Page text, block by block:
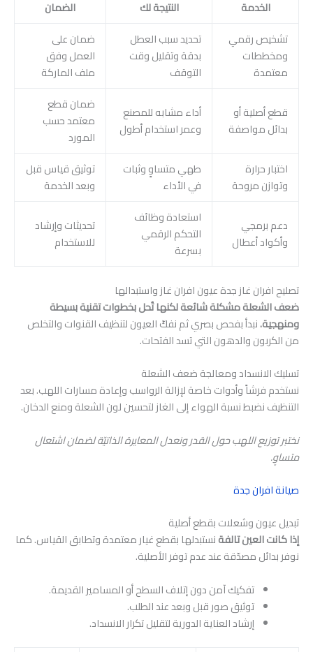
الخدمة النتيجة لك
الضمان
تشخيص رقمي
ومخططات
معتمدة
تحديد سبب العطل
بدقة وتقليل وقت
التوقف
ضمان على
العمل وفق
ملف الماركة
قطع أصلية أو
بدائل مواصفة
أداء مشابه للمصنع
وعمر استخدام أطول
ضمان قطع
معتمد حسب
المورد
اختبار حرارة
وتوازن مروحة
طهي متساوٍ وثبات
في الأداء
توثيق قياس قبل
وبعد الخدمة
دعم برمجي
وأكواد أعطال
استعادة وظائف
التحكم الرقمي
بسرعة
تحديثات وإرشاد
للاستخدام
تصليح افران غاز جدة عيون افران غاز واستبدالها
ضعف الشعلة مشكلة شائعة لكنها تُحل بخطوات تقنية بسيطة
ومنهجية.نبدأ بفحص بصري ثم نفكّ العيون لتنظيف القنوات والتخلص
من الكربون والدهون التي تسد الفتحات.
تسليك الانسداد ومعالجة ضعف الشعلة
نستخدم فرشاً وأدوات خاصة لإزالة الرواسب وإعادة مسارات اللهب. بعد
التنظيف نضبط نسبة الهواء إلى الغاز لتحسين لون الشعلة ومنع الدخان.
نختبر توزيع اللهب حول القدر ونعدل المعايرة الذاتيّة لضمان اشتعال
متساوٍ.
صيانة افران جدة
تبديل عيون وشعلات بقطع أصلية
إذا كانت العين تالفةنستبدلها بقطع غيار معتمدة وتطابق القياس. كما
نوفر بدائل مصدّقة عند عدم توفر الأصلية.
تفكيك آمن دون إتلاف السطح أو المسامير القديمة.
توثيق صور قبل وبعد عند الطلب.
إرشاد العناية الدورية لتقليل تكرار الانسداد.